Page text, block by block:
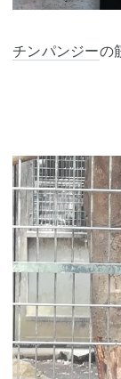
チンパンジーの